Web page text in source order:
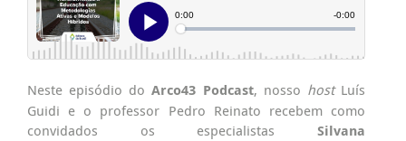
Neste episódio doArco43 Podcast, nosso hostLuís
Guidi e o professor Pedro Reinato recebem como
convidados os especialistas Silvana